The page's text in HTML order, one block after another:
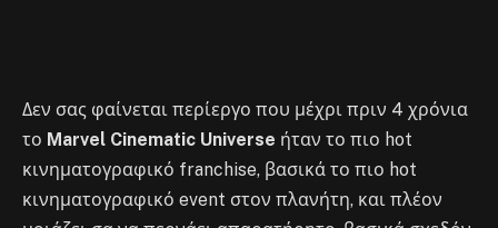
Δεν σας φαίνεται περίεργο που μέχρι πριν 4 χρόνια
το Marvel Cinematic Universe ήταν το πιο hot
κινηματογραφικό franchise, βασικά το πιο hot
κινηματογραφικό event στον πλανήτη, και πλέον